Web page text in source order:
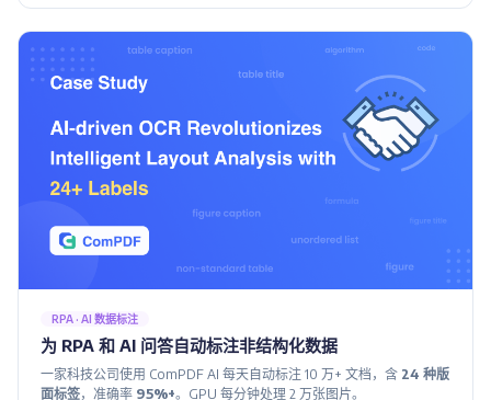
RPA · AI 数据标注
为 RPA 和 AI 问答自动标注非结构化数据
一家科技公司使用 ComPDF AI 每天自动标注 10 万+ 文档，含 24 种版
面标签，准确率 95%+。GPU 每分钟处理 2 万张图片。